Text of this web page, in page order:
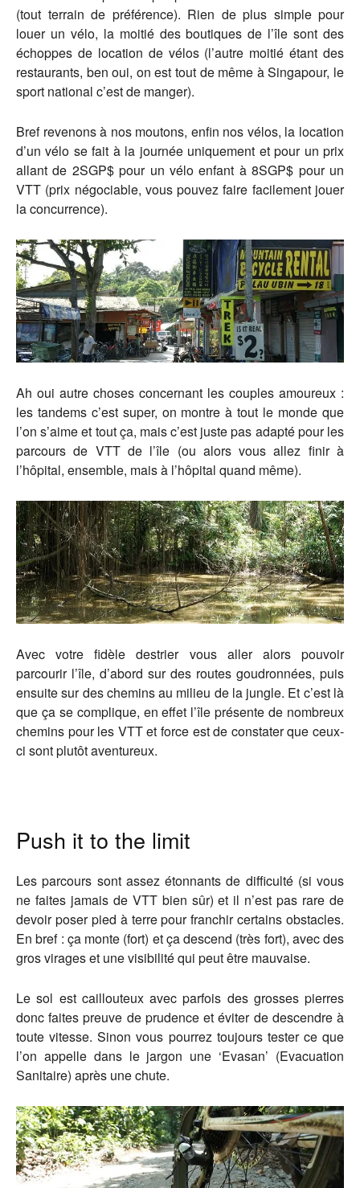
(tout terrain de préférence). Rien de plus simple pour
louer un vélo, la moitié des boutiques de l’île sont des
échoppes de location de vélos (l’autre moitié étant des
restaurants, ben oui, on est tout de même à Singapour, le
sport national c’est de manger).
Bref revenons à nos moutons, enfin nos vélos, la location
d’un vélo se fait à la journée uniquement et pour un prix
allant de 2SGP$ pour un vélo enfant à 8SGP$ pour un
VTT (prix négociable, vous pouvez faire facilement jouer
la concurrence).
Ah oui autre choses concernant les couples amoureux :
les tandems c’est super, on montre à tout le monde que
l’on s’aime et tout ça, mais c’est juste pas adapté pour les
parcours de VTT de l’île (ou alors vous allez finir à
l’hôpital, ensemble, mais à l’hôpital quand même).
Avec votre fidèle destrier vous aller alors pouvoir
parcourir l’île, d’abord sur des routes goudronnées, puis
ensuite sur des chemins au milieu de la jungle. Et c’est là
que ça se complique, en effet l’île présente de nombreux
chemins pour les VTT et force est de constater que ceux-
ci sont plutôt aventureux.
Push it to the limit
Les parcours sont assez étonnants de difficulté (si vous
ne faites jamais de VTT bien sûr) et il n’est pas rare de
devoir poser pied à terre pour franchir certains obstacles.
En bref : ça monte (fort) et ça descend (très fort), avec des
gros virages et une visibilité qui peut être mauvaise.
Le sol est caillouteux avec parfois des grosses pierres
donc faites preuve de prudence et éviter de descendre à
toute vitesse. Sinon vous pourrez toujours tester ce que
l’on appelle dans le jargon une ‘Evasan’ (Evacuation
Sanitaire) après une chute.